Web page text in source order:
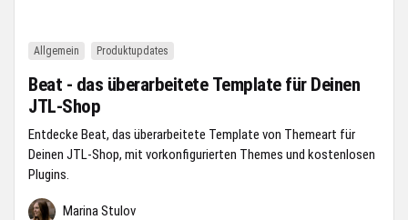
Allgemein Produktupdates
Beat - das überarbeitete Template für Deinen
JTL-Shop
Entdecke Beat, das überarbeitete Template von Themeart für
Deinen JTL-Shop, mit vorkonfigurierten Themes und kostenlosen
Plugins.
Marina Stulov